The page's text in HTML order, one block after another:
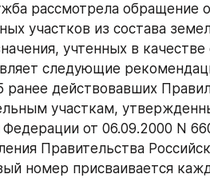
рассмотрела обращение
участков из состава
учтенных в качестве
следующие
ранее действовавших
участкам,
от 06.09.2000 N
Правительства
номер присваивается